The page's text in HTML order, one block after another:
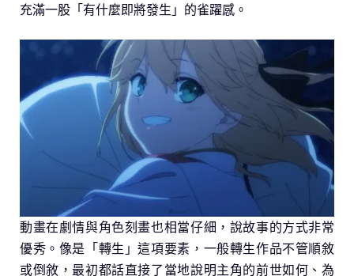
充滿一股「有什麼即將發生」的雀躍感。
動畫在劇情與角色刻畫也相當仔細，說故事的方式非常
優秀。像是「轉生」這項要素，一般轉生作品不管順敘
或倒敘，最初都話直接了當地說明主角的前世如何、為